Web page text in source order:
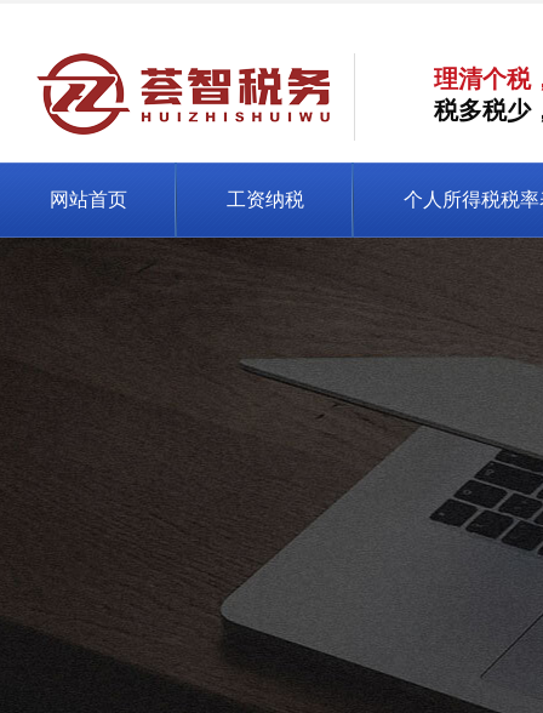
理清个税
税多税少
网站首页 工资纳税 个人所得税税率